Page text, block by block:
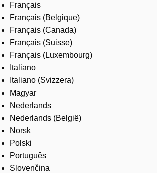
Français
Français (Belgique)
Français (Canada)
Français (Suisse)
Français (Luxembourg)
Italiano
Italiano (Svizzera)
Magyar
Nederlands
Nederlands (België)
Norsk
Polski
Português
Slovenčina